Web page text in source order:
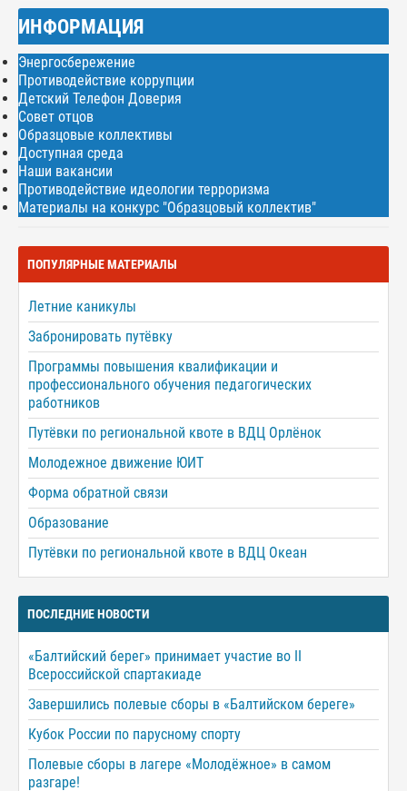
ИНФОРМАЦИЯ
Энергосбережение
Противодействие коррупции
Детский Телефон Доверия
Совет отцов
Образцовые коллективы
Доступная среда
Наши вакансии
Противодействие идеологии терроризма
Материалы на конкурс "Образцовый коллектив"
ПОПУЛЯРНЫЕ МАТЕРИАЛЫ
Летние каникулы
Забронировать путёвку
Программы повышения квалификации и
профессионального обучения педагогических
работников
Путёвки по региональной квоте в ВДЦ Орлёнок
Молодежное движение ЮИТ
Форма обратной связи
Образование
Путёвки по региональной квоте в ВДЦ Океан
ПОСЛЕДНИЕ НОВОСТИ
«Балтийский берег» принимает участие во II
Всероссийской спартакиаде
Завершились полевые сборы в «Балтийском береге»
Кубок России по парусному спорту
Полевые сборы в лагере «Молодёжное» в самом
разгаре!